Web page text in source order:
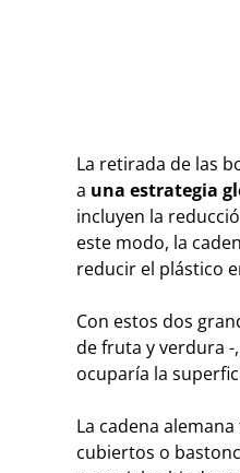
La retirada de las
a una estrategia
incluyen la
este modo, la
reducir el plástico
Con estos dos
de fruta y verdura
ocuparía la
La cadena
cubiertos o